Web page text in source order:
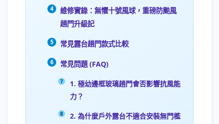
維修實錄：無懼十號風球，重磅防颱風
趟門升級記
常見露台趟門款式比較
常見問題 (FAQ)
1. 極幼邊框玻璃趟門會否影響抗風能
力？
2. 為什麼戶外露台不適合安裝無門檻